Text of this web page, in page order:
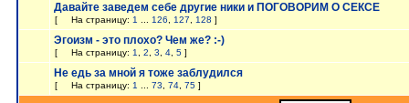
Давайте заведем себе другие ники и ПОГОВОРИМ О СЕКСЕ
[ На страницу: 1 126 127 128 ]
Эгоизм - это плохо? Чем же? :-)
[ На страницу: 1 2 3 4 5 ]
Не едь за мной я тоже заблудился
[ На страницу: 1 73 74 75 ]